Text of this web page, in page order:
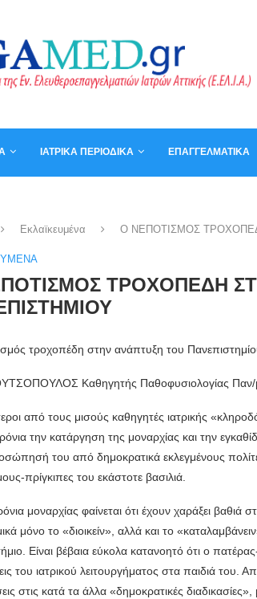
ΙΑΤΡΙΚΆ ΠΕΡΙΟΔΙΚΆ ΕΠΑΓΓΕΛΜΑΤΙΚΆ
Εκλαϊκευμένα Ο ΝΕΠΟΤΙΣΜΟΣ
ΤΡΟΧΟΠΕΔΗ
τροχοπέδη στην ανάπτυξη του
Καθηγητής Παθοφυσιολογίας Παν/
από τους μισούς καθηγητές ιατρικής
την κατάργηση της μοναρχίας και την
του από δημοκρατικά εκλεγμένους
πρίγκιπες του εκάστοτε βασιλιά.
μοναρχίας φαίνεται ότι έχουν χαράξει
μόνο το «διοικείν», αλλά και το
Είναι βέβαια εύκολα κατανοητό ότι ο
του ιατρικού λειτουργήματος στα παιδιά του.
στις κατά τα άλλα «δημοκρατικές